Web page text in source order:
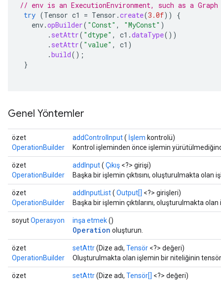
// env is an ExecutionEnvironment, such as a
try (Tensor c1 = Tensor .create(3.0f))
{
env.opBuilder( "Const" , "MyConst" )
. setAttr( "dtype" , c1 .dataType())
. setAttr( "value" , c1 )
.build();
}
Genel Yöntemler
özet
OperationBuilder
addControlInput( İşlem kontrolü)
Kontrol işleminden önce işlemin
özet
OperationBuilder
addInput( Çıkış <?> girişi)
Başka bir işlemin çıktısını, oluşturulmakta
özet
OperationBuilder
addInputList( Output[] <?> girişleri)
Başka bir işlemin çıktılarını, oluşturulmakta
soyutOperasyon inşa etmek()
Operation oluşturun.
özet
OperationBuilder
setAttr(Dize adı, Tensör <?> değeri)
Oluşturulmakta olan işlemin bir niteliğinin
özet
setAttr(Dize adı, Tensör[] <?> değeri)